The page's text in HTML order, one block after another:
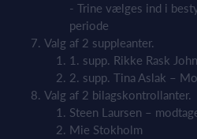
- Trine vælges ind i
periode
Valg af 2 suppleanter.
1. supp. Rikke Rask
2. supp. Tina Aslak –
Valg af 2 bilagskontrollanter.
Steen Laursen –
Mie Stokholm